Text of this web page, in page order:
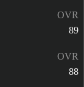
OVR
89
OVR
88